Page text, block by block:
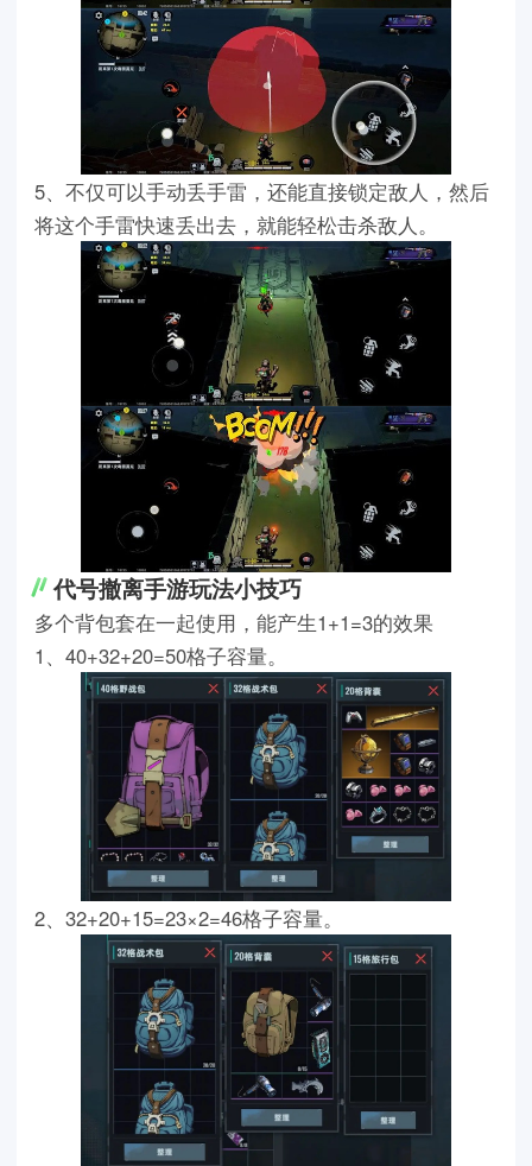
5、不仅可以手动丢手雷，还能直接锁定敌人，然后
将这个手雷快速丢出去，就能轻松击杀敌人。
代号撤离手游玩法小技巧
多个背包套在一起使用，能产生1+1=3的效果
1、40+32+20=50格子容量。
2、32+20+15=23×2=46格子容量。